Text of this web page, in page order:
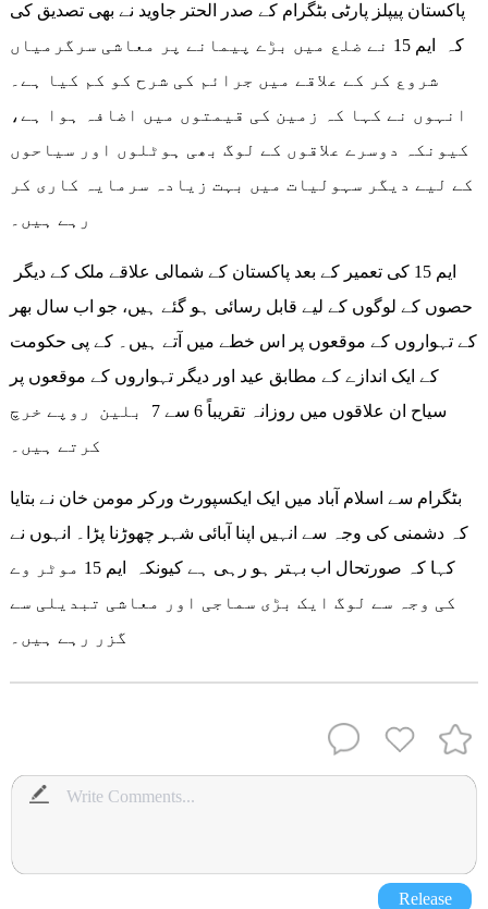
پاکستان پیپلز پارٹی بٹگرام کے صدر الحتر جاوید نے بھی تصدیق کی
کہ ایم 15 نے ضلع میں بڑے پیمانے پر معاشی سرگرمیاں
شروع کر کے علاقے میں جرائم کی شرح کو کم کیا ہے۔
انہوں نے کہا کہ زمین کی قیمتوں میں اضافہ ہوا ہے،
کیونکہ دوسرے علاقوں کے لوگ بھی ہوٹلوں اور سیاحوں
کے لیے دیگر سہولیات میں بہت زیادہ سرمایہ کاری کر
رہے ہیں۔
حصوں کے لوگوں کے لیے قابل رسائی ہو گئے ہیں، جو اب سال بھر
کے تہواروں کے موقعوں پر اس خطے میں آتے ہیں۔ کے پی حکومت
کے ایک اندازے کے مطابق عید اور دیگر تہواروں کے موقعوں پر
سیاح ان علاقوں میں روزانہ تقریباً 6 سے 7 بلین روپے خرچ
کرتے ہیں۔
بٹگرام سے اسلام آباد میں ایک ایکسپورٹ ورکر مومن خان نے بتایا
کہ دشمنی کی وجہ سے انہیں اپنا آبائی شہر چھوڑنا پڑا۔ انہوں نے
کہا کہ صورتحال اب بہتر ہو رہی ہے کیونکہ ایم 15 موٹر وے
کی وجہ سے لوگ ایک بڑی سماجی اور معاشی تبدیلی سے
گزر رہے ہیں۔
Release